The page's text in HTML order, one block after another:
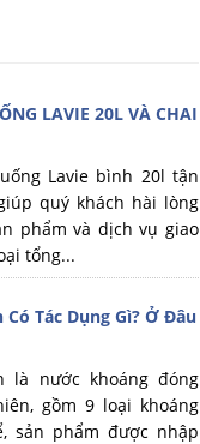
LAVIE 20L VÀ CHAI
Lavie bình 20l tận
quý khách hài lòng
phẩm và dịch vụ giao
tổng...
Tác Dụng Gì? Ở Đâu
là nước khoáng đóng
gồm 9 loại khoáng
sản phẩm được nhập